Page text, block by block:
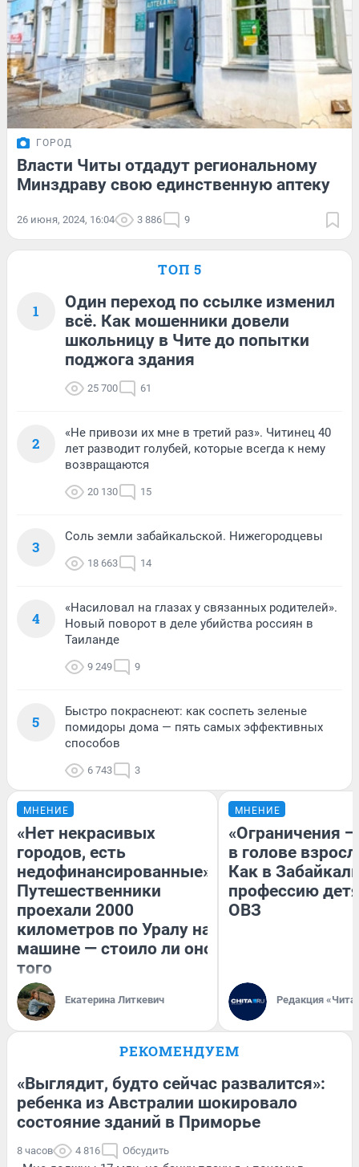
ГОРОД
Власти Читы отдадут региональному
Минздраву свою единственную аптеку
26 июня, 2024, 16:04 3 886 9
ТОП 5
1
Один переход по ссылке изменил
всё. Как мошенники довели
школьницу в Чите до попытки
поджога здания
25 700 61
2
«Не привози их мне в третий раз». Читинец 40
лет разводит голубей, которые всегда к нему
возвращаются
20 130 15
3
Соль земли забайкальской. Нижегородцевы
18 663 14
4
«Насиловал на глазах у связанных родителей».
Новый поворот в деле убийства россиян в
Таиланде
9 249 9
5
Быстро покраснеют: как соспеть зеленые
помидоры дома — пять самых эффективных
способов
6 743 3
МНЕНИЕ
«Нет некрасивых
городов, есть
недофинансированные».
Путешественники
проехали 2000
километров по Уралу на
машине — стоило ли оно
того
Екатерина Литкевич
МНЕНИЕ
«Ограничения
в голове
Как в
профессию
ОВЗ
Редакция
РЕКОМЕНДУЕМ
«Выглядит, будто сейчас развалится»:
ребенка из Австралии шокировало
состояние зданий в Приморье
8 часов 4 816 Обсудить